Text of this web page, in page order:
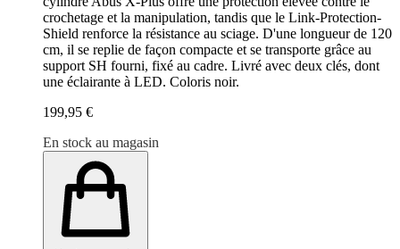
crochetage et la manipulation, tandis que le Link-Protection-
Shield renforce la résistance au sciage. D'une longueur de 120
cm, il se replie de façon compacte et se transporte grâce au
support SH fourni, fixé au cadre. Livré avec deux clés, dont
une éclairante à LED. Coloris noir.
199,95 €
En stock au magasin